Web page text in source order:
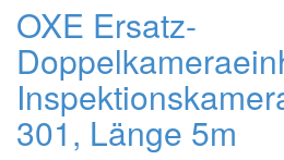
OXE Ersatz-
301, Länge 5m